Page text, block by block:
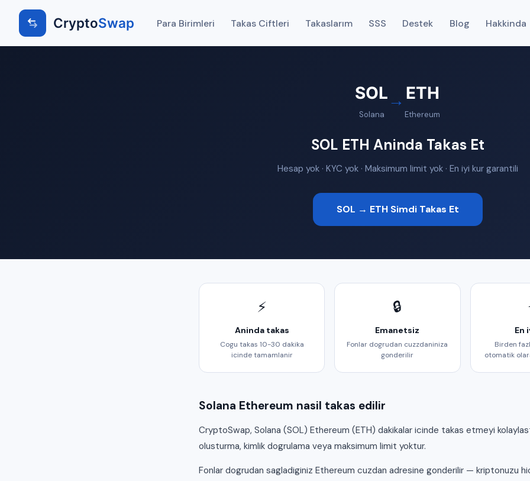
CryptoSwap Para Birimleri Takas Ciftleri Takaslarım SSS Destek Blog Hakkinda
SOL
Solana
→ ETH
Ethereum
SOL ETH Aninda Takas Et
Hesap yok · KYC yok · Maksimum limit yok · En iyi kur garantili
SOL → ETH Simdi Takas Et
⚡
Aninda takas
Cogu takas 10-30 dakika
icinde tamamlanir
🔒
Emanetsiz
Fonlar dogrudan cuzzdaniniza
gonderilir
En
Birden
otomatik
Solana Ethereum nasil takas edilir
CryptoSwap, Solana (SOL) Ethereum (ETH) dakikalar icinde takas etmeyi
olusturma, kimlik dogrulama veya maksimum limit yoktur.
Fonlar dogrudan sagladiginiz Ethereum cuzdan adresine gonderilir — kriptonuzu